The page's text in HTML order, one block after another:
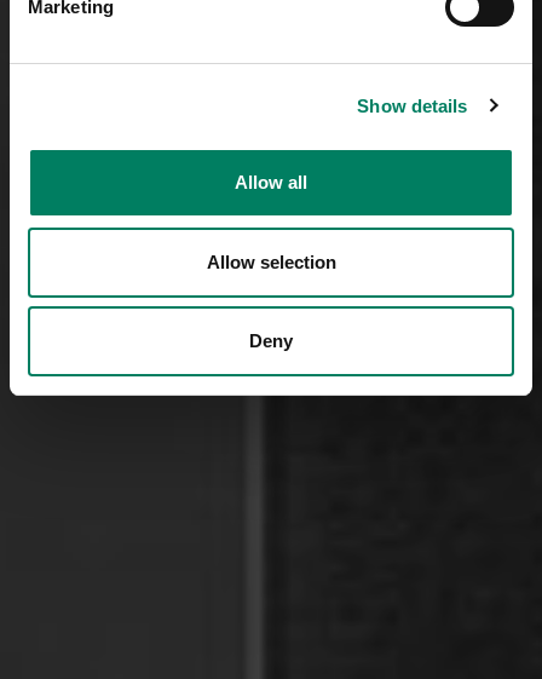
Marketing
Show details
Allow all
Allow selection
Deny